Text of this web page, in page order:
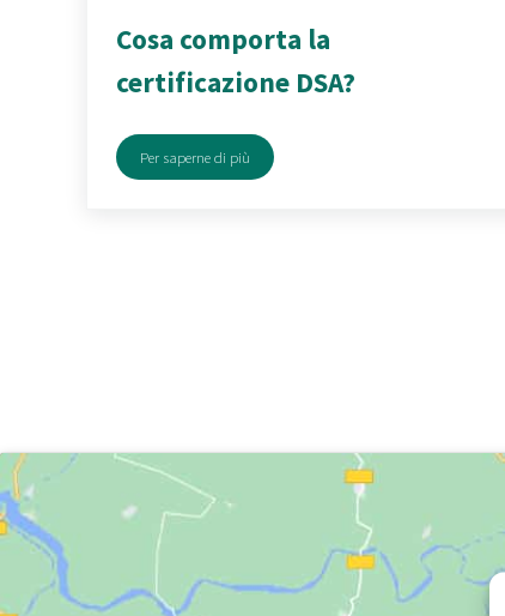
Cosa comporta la
certificazione DSA?
Per saperne di piùCosa comporta la certificazione DSA?